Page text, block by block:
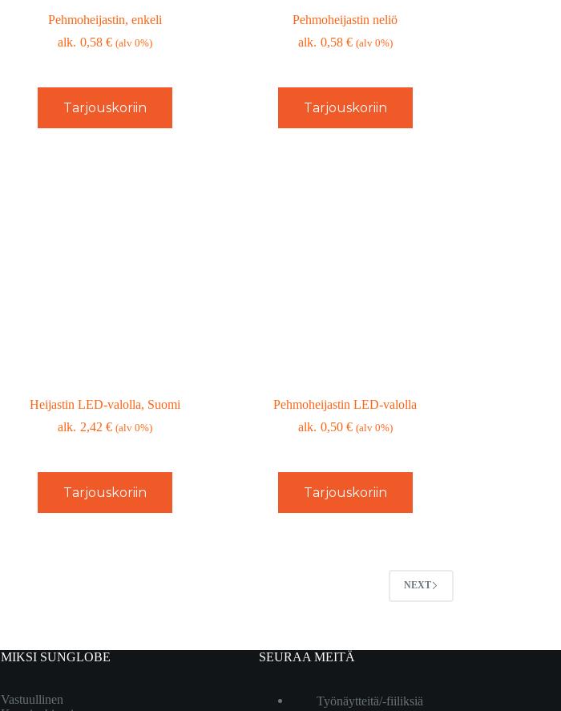
Pehmoheijastin, enkeli
0,58 € (alv 0%)
Tarjouskoriin
Pehmoheijastin neliö
0,58 € (alv 0%)
Tarjouskoriin
Heijastin LED-valolla, Suomi
2,42 € (alv 0%)
Tarjouskoriin
Pehmoheijastin LED-valolla
0,50 € (alv 0%)
Tarjouskoriin
NEXT
MIKSI SUNGLOBE
Vastuullinen
SEURAA MEITÄ
Työnäytteitä/-fiiliksiä